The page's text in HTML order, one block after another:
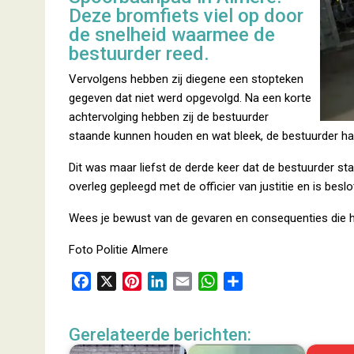
Deze bromfiets viel op door
de snelheid waarmee de
bestuurder reed.
Vervolgens hebben zij diegene een stopteken
gegeven dat niet werd opgevolgd. Na een korte
achtervolging hebben zij de bestuurder
staande kunnen houden en wat bleek, de bestuurder
Dit was maar liefst de derde keer dat de bestuurder
overleg gepleegd met de officier van justitie en is
Wees je bewust van de gevaren en consequenties
Foto Politie Almere
e
t
k
i
W
t
e
Gerelateerde berichten: